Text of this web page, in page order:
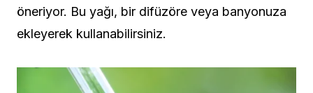
öneriyor. Bu yağı, bir difüzöre veya banyonuza
ekleyerek kullanabilirsiniz.